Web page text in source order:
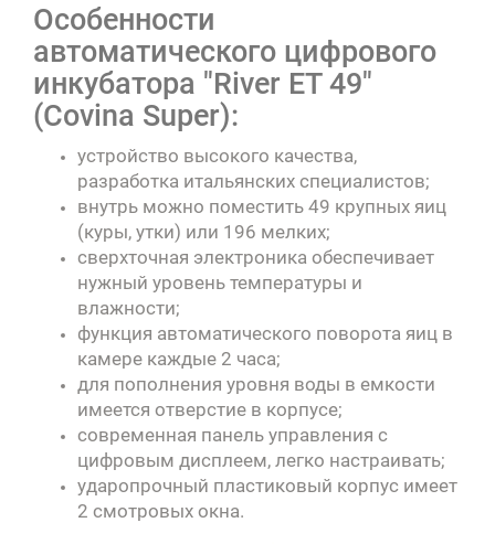
Особенности
автоматического цифрового
инкубатора "River ET 49"
(Covina Super):
устройство высокого качества,
разработка итальянских специалистов;
внутрь можно поместить 49 крупных яиц
(куры, утки) или 196 мелких;
сверхточная электроника обеспечивает
нужный уровень температуры и
влажности;
функция автоматического поворота яиц в
камере каждые 2 часа;
для пополнения уровня воды в емкости
имеется отверстие в корпусе;
современная панель управления с
цифровым дисплеем, легко настраивать;
ударопрочный пластиковый корпус имеет
2 смотровых окна.